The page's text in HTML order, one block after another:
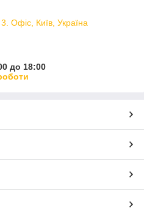
Офіс, Київ, Україна
до 18:00